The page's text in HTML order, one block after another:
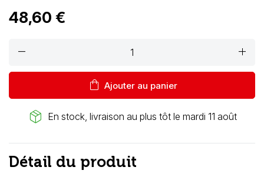
48,60 €
remove add
shopping_bag Ajouter au panier
package_2 En stock, livraison au plus tôt le mardi 11 août
Détail du produit